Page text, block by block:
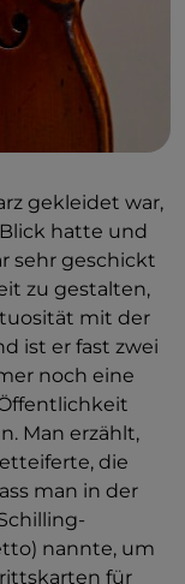
gekleidet war,
hatte und
sehr geschickt
zu gestalten,
mit der
ist er fast zwei
noch eine
Man erzählt,
die
man in der
nannte, um
für